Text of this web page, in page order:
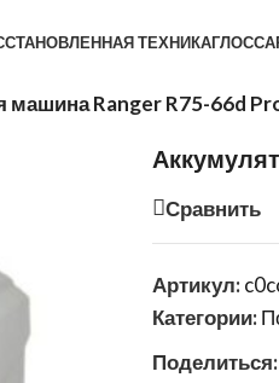
ТЕХНИКА
Ranger R75-66d
Сравнить
Артикул:
Категории:
Поделиться: